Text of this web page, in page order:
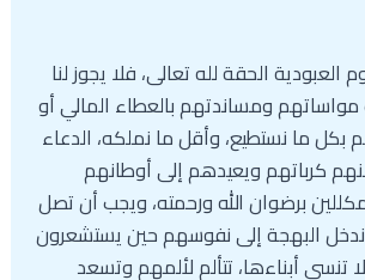
الحقة لله تعالى، فلا يجوز لنا
ومساندتهم بالعطاء المالي أو
بكل ما نستطيع، وأقل ما نملكه، الدعاء
كرباتهم ويعيدهم إلى أوطانهم
برضوان الله ورحمته، ويجب أن تصل
ندخل البهجة إلى نفوسهم حين يستشعرون
تنسى أبناءها، تتألم لألمهم وتسعد